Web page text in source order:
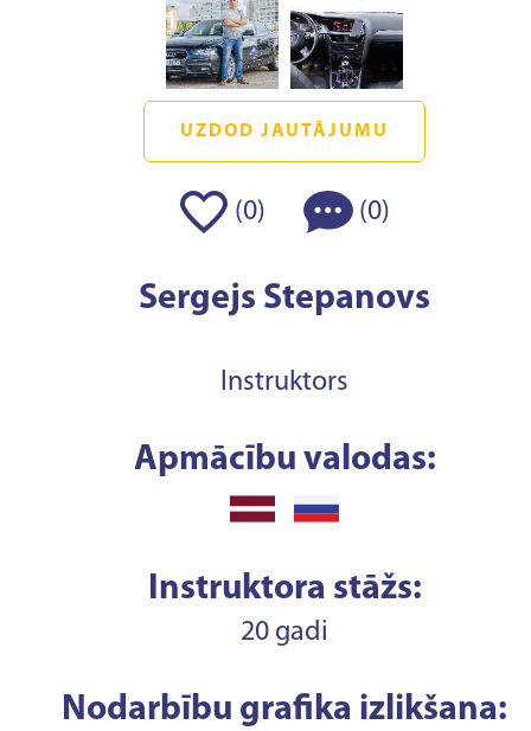
UZDOD JAUTĀJUMU
(0) (0)
Sergejs Stepanovs
Instruktors
Apmācību valodas:
Instruktora stāžs:
20 gadi
Nodarbību grafika izlikšana: